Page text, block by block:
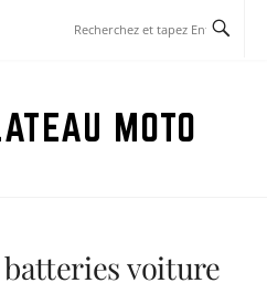
MOTO
voiture